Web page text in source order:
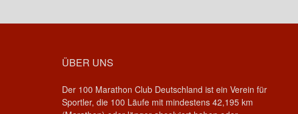
ÜBER UNS
Der 100 Marathon Club Deutschland ist ein Verein für
Sportler, die 100 Läufe mit mindestens 42,195 km